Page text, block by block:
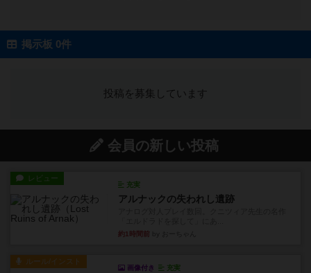
掲示板 0件
投稿を募集しています
会員の新しい投稿
レビュー
充実
アルナックの失われし遺跡
約1時間前
ルール/インスト
画像付き 充実